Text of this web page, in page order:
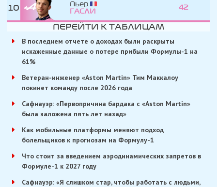
10
Пьер
ГАСЛИ
42
ПЕРЕЙТИ К ТАБЛИЦАМ
В последнем отчете о доходах были раскрыты
искаженные данные о потере прибыли Формулы-1 на
61%
Ветеран-инженер «Aston Martin» Тим Маккалоу
покинет команду после 2026 года
Сафнауэр: «Первопричина бардака с «Aston Martin»
была заложена пять лет назад»
Как мобильные платформы меняют подход
болельщиков к прогнозам на Формулу-1
Что стоит за введением аэродинамических запретов в
Формуле-1 к 2027 году
Сафнауэр: «Я слишком стар, чтобы работать с людьми,